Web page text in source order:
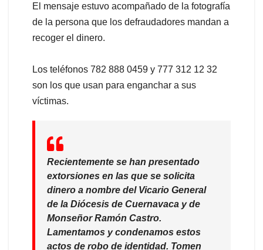
El mensaje estuvo acompañado de la fotografía
de la persona que los defraudadores mandan a
recoger el dinero.
Los teléfonos 782 888 0459 y 777 312 12 32
son los que usan para enganchar a sus
víctimas.
Recientemente se han presentado
extorsiones en las que se solicita
dinero a nombre del Vicario General
de la Diócesis de Cuernavaca y de
Monseñor Ramón Castro.
Lamentamos y condenamos estos
actos de robo de identidad. Tomen